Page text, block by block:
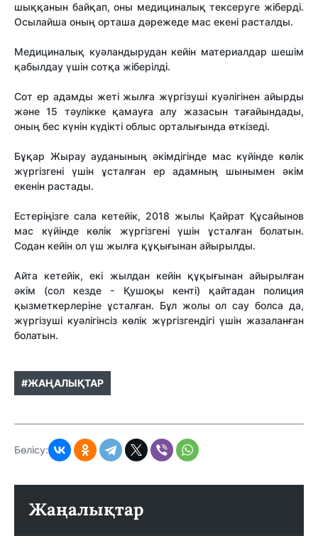
шыққанын байқап, оны медициналық тексеруге жіберді.
Осылайша оның орташа дәрежеде мас екені расталды.
Медициналық куәландырудан кейін материалдар шешім
қабылдау үшін сотқа жіберілді.
Сот ер адамды жеті жылға жүргізуші куәлігінен айырды
және 15 тәулікке қамауға алу жазасын тағайындады,
оның бес күнін күдікті облыс орталығында өткізеді.
Бұқар Жырау ауданының әкімдігінде мас күйінде көлік
жүргізгені үшін ұсталған ер адамның шынымен әкім
екенін растады.
Естеріңізге сала кетейік, 2018 жылы Қайрат Құсайынов
мас күйінде көлік жүргізгені үшін ұсталған болатын.
Содан кейін ол үш жылға құқығынан айырылды.
Айта кетейік, екі жылдан кейін құқығынан айырылған
әкім (сол кезде - Қушоқы кенті) қайтадан полиция
қызметкерлеріне ұсталған. Бұл жолы ол сау болса да,
жүргізуші куәлігінсіз көлік жүргізгендігі үшін жазаланған
болатын.
#ЖАҢАЛЫҚТАР
Бөлісу:
Жаңалықтар